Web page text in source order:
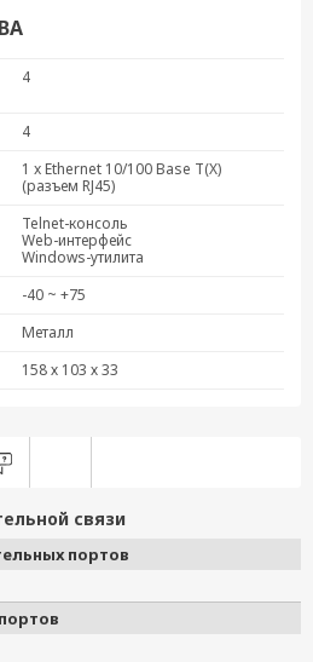
4
4
1 x Ethernet 10/100 Base T(X)
(разъем RJ45)
Telnet-консоль
Web-интерфейс
Windows-утилита
-40 ~ +75
Металл
158 х 103 х 33
связи
портов